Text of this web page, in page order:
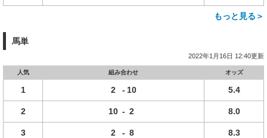
もっと見る＞
馬単
2022年1月16日 12:40更新
人気 組み合わせ オッズ
1 2 - 10 5.4
2 10 - 2 8.0
3 2 - 8 8.3